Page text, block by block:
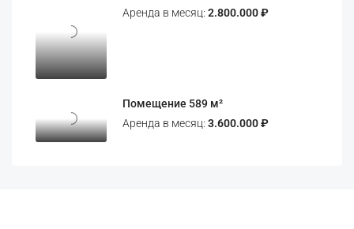
Аренда в месяц: 2.800.000 ₽
Помещение 589 м²
Аренда в месяц: 3.600.000 ₽